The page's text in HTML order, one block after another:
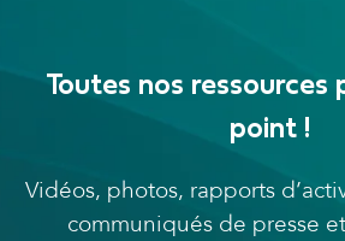
Toutes nos ressources
point !
Vidéos, photos, rapports
communiqués de presse